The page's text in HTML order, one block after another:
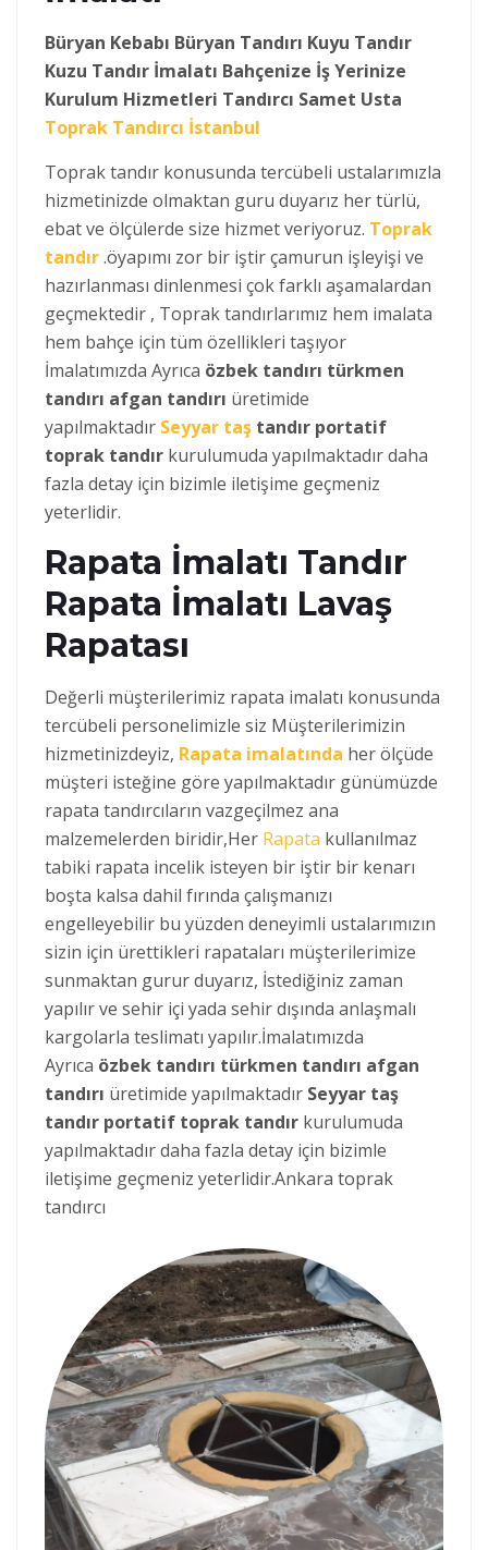
Büryan Kebabı Büryan Tandırı Kuyu Tandır
Kuzu Tandır İmalatı Bahçenize İş Yerinize
Kurulum Hizmetleri Tandırcı Samet Usta
Toprak Tandırcı İstanbul
Toprak tandır konusunda tercübeli ustalarımızla
hizmetinizde olmaktan guru duyarız her türlü,
ebat ve ölçülerde size hizmet veriyoruz. Toprak
tandır.öyapımı zor bir iştir çamurun işleyişi ve
hazırlanması dinlenmesi çok farklı aşamalardan
geçmektedir , Toprak tandırlarımız hem imalata
hem bahçe için tüm özellikleri taşıyor
İmalatımızda Ayrıca özbek tandırı türkmen
tandırı afgan tandırı üretimide
yapılmaktadır Seyyar taş tandır portatif
toprak tandır kurulumuda yapılmaktadır daha
fazla detay için bizimle iletişime geçmeniz
yeterlidir.
Rapata İmalatı Tandır
Rapata İmalatı Lavaş
Rapatası
Değerli müşterilerimiz rapata imalatı konusunda
tercübeli personelimizle siz Müşterilerimizin
hizmetinizdeyiz, Rapata imalatında her ölçüde
müşteri isteğine göre yapılmaktadır günümüzde
rapata tandırcıların vazgeçilmez ana
malzemelerden biridir,Her Rapata kullanılmaz
tabiki rapata incelik isteyen bir iştir bir kenarı
boşta kalsa dahil fırında çalışmanızı
engelleyebilir bu yüzden deneyimli ustalarımızın
sizin için ürettikleri rapataları müşterilerimize
sunmaktan gurur duyarız, İstediğiniz zaman
yapılır ve sehir içi yada sehir dışında anlaşmalı
kargolarla teslimatı yapılır.İmalatımızda
Ayrıca özbek tandırı türkmen tandırı afgan
tandırı üretimide yapılmaktadır Seyyar taş
tandır portatif toprak tandır kurulumuda
yapılmaktadır daha fazla detay için bizimle
iletişime geçmeniz yeterlidir.Ankara toprak
tandırcı